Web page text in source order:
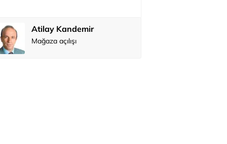
Atilay Kandemir
Mağaza açılışı